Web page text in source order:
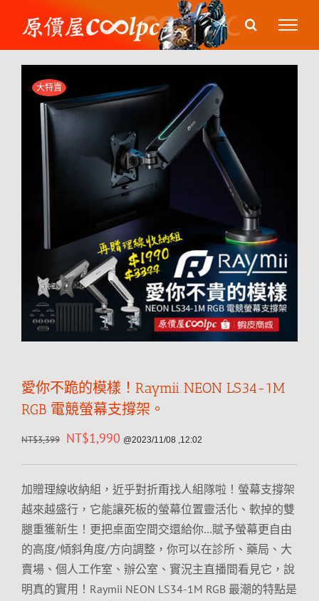
content
大特賣
愛你不跪的模樣！Raymii NEON LS34-1M
RGB 電競螢幕支撐架。
NT$3,399 NT$1,990 @2023/11/08 ,12:02
加贈理線收納組，近乎對折甭找人組隊啦！螢幕支撐架
越來越盛行，它能讓死板的螢幕位置靈活化、軟掉的雙
腿重獲新生！更把桌面空間交還給你…賦予螢幕更自由
的高度/傾斜角度/方向調整，你可以在診所、藥局、大
賣場、個人工作室、辦公室、實況主直播間看見它，說
明真的實用！Raymii NEON LS34-1M RGB 最潮的特點是